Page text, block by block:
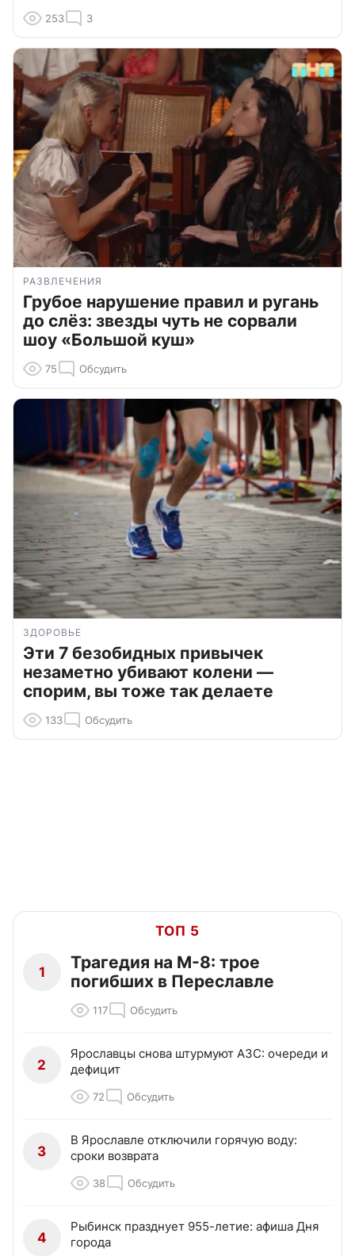
253 3
РАЗВЛЕЧЕНИЯ
Грубое нарушение правил и ругань
до слёз: звезды чуть не сорвали
шоу «Большой куш»
75 Обсудить
ЗДОРОВЬЕ
Эти 7 безобидных привычек
незаметно убивают колени —
спорим, вы тоже так делаете
133 Обсудить
ТОП 5
1
Трагедия на М-8: трое
погибших в Переславле
117 Обсудить
2
Ярославцы снова штурмуют АЗС: очереди и
дефицит
72 Обсудить
3
В Ярославле отключили горячую воду:
сроки возврата
38 Обсудить
4
Рыбинск празднует 955-летие: афиша Дня
города